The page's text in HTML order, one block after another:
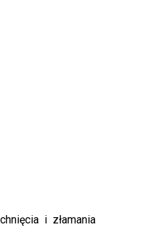
i złamania